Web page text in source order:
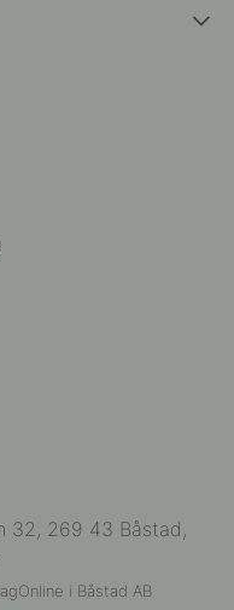
32, 269 43 Båstad,
i Båstad AB